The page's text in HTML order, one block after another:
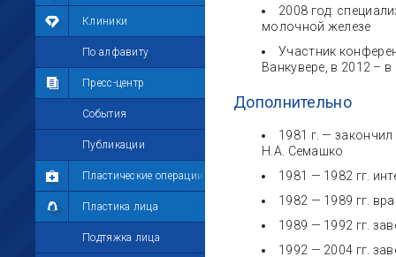
Клиники
По алфавиту
Пресс-центр
События
Публикации
Пластические операции
Пластика лица
Подтяжка лица
Мои фотографии
Мои комментарии
Мои друзья
Моё избранное
Мои настройки
2008 год:
молочной железе
Участник
Ванкувере, в 2012 –
Дополнительно
1981 г. —
Н.А. Семашко
1981 — 1982 гг.
1982 — 1989 гг.
1989 — 1992 гг.
1992 — 2004 гг.